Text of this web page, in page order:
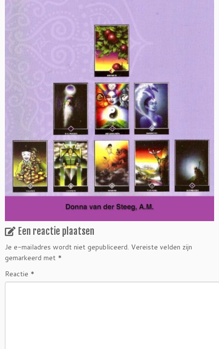
Een reactie plaatsen
Je e-mailadres wordt niet gepubliceerd. Vereiste velden zijn
gemarkeerd met *
Reactie *